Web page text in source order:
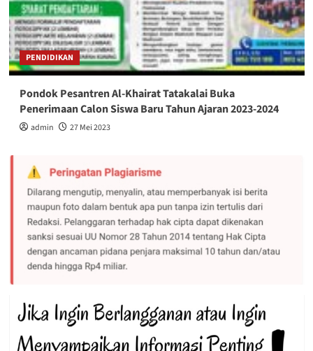
PENDIDIKAN
Pondok Pesantren Al-Khairat Tatakalai Buka
Penerimaan Calon Siswa Baru Tahun Ajaran 2023-2024
admin 27 Mei 2023